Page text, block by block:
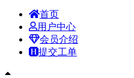
首页
用户中心
会员介绍
提交工单